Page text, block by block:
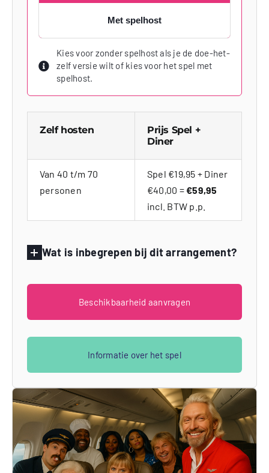
Met spelhost
Kies voor zonder spelhost als je de doe-het-
zelf versie wilt of kies voor het spel met
spelhost.
Zelf hosten
Prijs Spel +
Diner
Van 40 t/m 70
personen
Spel €19,95 + Diner
€40,00 =€59,95
incl. BTW p.p.
Wat is inbegrepen bij dit arrangement?
Beschikbaarheid aanvragen
Informatie over het spel